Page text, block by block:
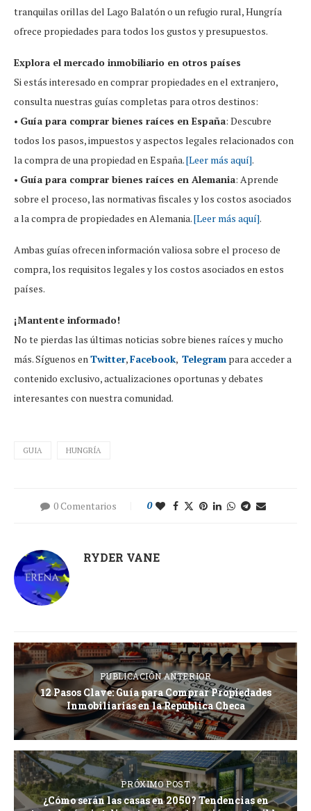
tranquilas orillas del Lago Balatón o un refugio rural, Hungría
ofrece propiedades para todos los gustos y presupuestos.
Explora el mercado inmobiliario en otros países
Si estás interesado en comprar propiedades en el extranjero,
consulta nuestras guías completas para otros destinos:
• Guía para comprar bienes raíces en España: Descubre
todos los pasos, impuestos y aspectos legales relacionados con
la compra de una propiedad en España.[Leer más aquí].
• Guía para comprar bienes raíces en Alemania: Aprende
sobre el proceso, las normativas fiscales y los costos asociados
a la compra de propiedades en Alemania.[Leer más aquí].
Ambas guías ofrecen información valiosa sobre el proceso de
compra, los requisitos legales y los costos asociados en estos
países.
¡Mantente informado!
No te pierdas las últimas noticias sobre bienes raíces y mucho
más. Síguenos enTwitter,Facebook, Telegram para acceder a
contenido exclusivo, actualizaciones oportunas y debates
interesantes con nuestra comunidad.
GUIA HUNGRÍA
0 Comentarios 0
RYDER VANE
PUBLICACIÓN ANTERIOR
12 Pasos Clave: Guía para Comprar Propiedades
Inmobiliarias en la República Checa
PRÓXIMO POST
¿Cómo serán las casas en 2050? Tendencias en